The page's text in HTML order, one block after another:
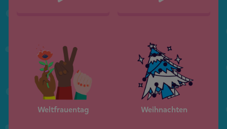
Weltfrauentag Weihnachten